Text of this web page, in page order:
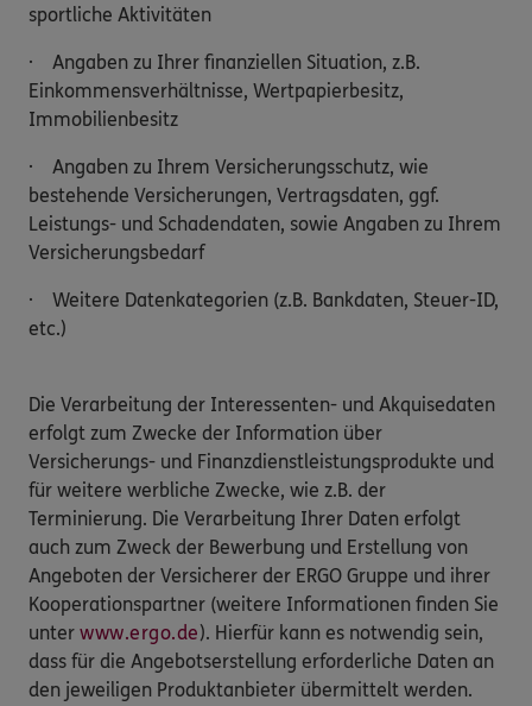
sportliche Aktivitäten
· Angaben zu Ihrer finanziellen Situation, z.B.
Einkommensverhältnisse, Wertpapierbesitz,
Immobilienbesitz
· Angaben zu Ihrem Versicherungsschutz, wie
bestehende Versicherungen, Vertragsdaten, ggf.
Leistungs- und Schadendaten, sowie Angaben zu Ihrem
Versicherungsbedarf
· Weitere Datenkategorien (z.B. Bankdaten, Steuer-ID,
etc.)
Die Verarbeitung der Interessenten- und Akquisedaten
erfolgt zum Zwecke der Information über
Versicherungs- und Finanzdienstleistungsprodukte und
für weitere werbliche Zwecke, wie z.B. der
Terminierung. Die Verarbeitung Ihrer Daten erfolgt
auch zum Zweck der Bewerbung und Erstellung von
Angeboten der Versicherer der ERGO Gruppe und ihrer
Kooperationspartner (weitere Informationen finden Sie
unter www.ergo.de). Hierfür kann es notwendig sein,
dass für die Angebotserstellung erforderliche Daten an
den jeweiligen Produktanbieter übermittelt werden.